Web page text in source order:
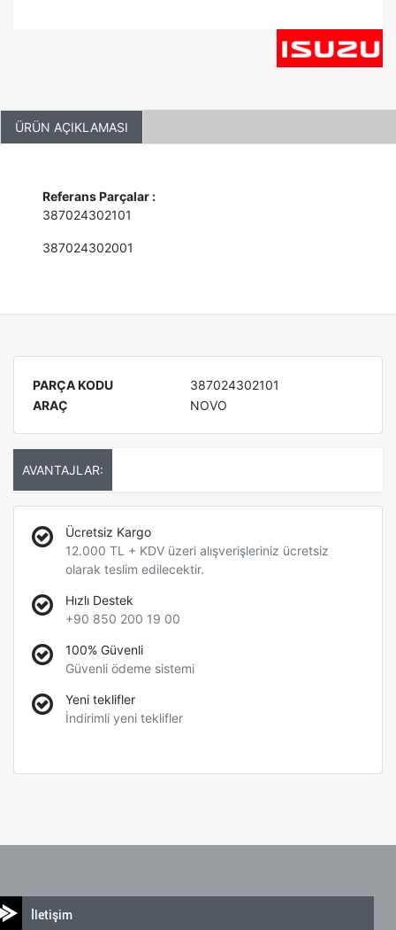
ÜRÜN AÇIKLAMASI
Referans Parçalar :
387024302101
387024302001
PARÇA KODU
387024302101
ARAÇ
NOVO
AVANTAJLAR:
Ücretsiz Kargo
12.000 TL + KDV üzeri alışverişleriniz ücretsiz
olarak teslim edilecektir.
Hızlı Destek
+90 850 200 19 00
100% Güvenli
Güvenli ödeme sistemi
Yeni teklifler
İndirimli yeni teklifler
İletişim